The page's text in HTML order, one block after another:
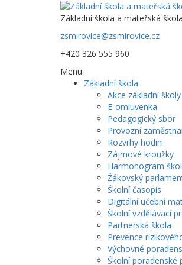
Základní škola a mateřská
zsmirovice@zsmirovice.cz
+420 326 555 960
Menu
Základní škola
Akce základní školy
E-omluvenka
Pedagogický sbor
Provozní
Rozvrhy hodin
Zájmové kroužky
Harmonogram
Žákovský
Školní časopis
Digitální učební
Školní vzdělávací
Partnerská škola
Prevence
Výchovné
Školní poradenské